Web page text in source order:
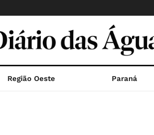
Região Oeste Paraná